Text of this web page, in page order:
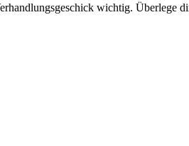
wichtig. Überlege